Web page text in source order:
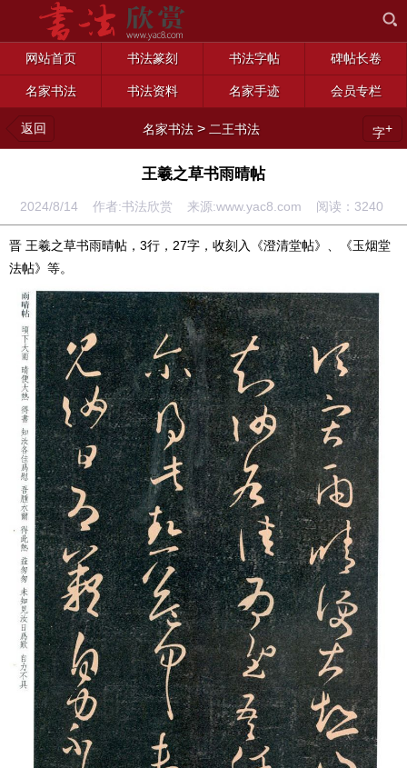
网站首页 书法篆刻 书法字帖 碑帖长卷
名家书法 书法资料 名家手迹 会员专栏
返回 名家书法 > 二王书法 字+
王羲之草书雨晴帖
2024/8/14 作者:书法欣赏 来源:www.yac8.com 阅读： 3240
晋 王羲之草书雨晴帖，3行，27字，收刻入《澄清堂帖》、《玉烟堂
法帖》等。